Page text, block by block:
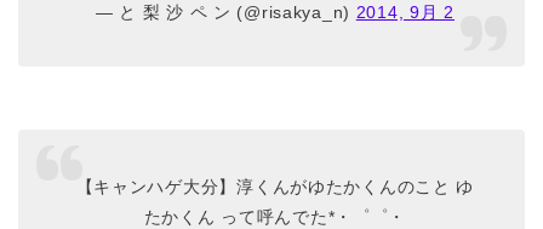
— と 梨 沙 ペ ン (@risakya_n) 2014, 9月 2
【キャンハゲ大分】淳くんがゆたかくんのこと ゆ
たかくん って呼んでた*・゜゜・